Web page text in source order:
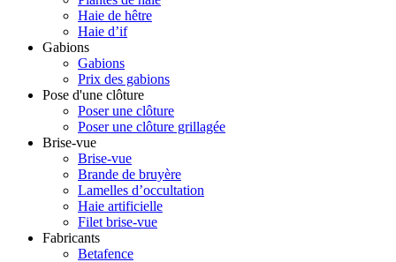
Haie de hêtre
Haie d’if
Gabions
Gabions
Prix des gabions
Pose d'une clôture
Poser une clôture
Poser une clôture grillagée
Brise-vue
Brise-vue
Brande de bruyère
Lamelles d’occultation
Haie artificielle
Filet brise-vue
Fabricants
Betafence